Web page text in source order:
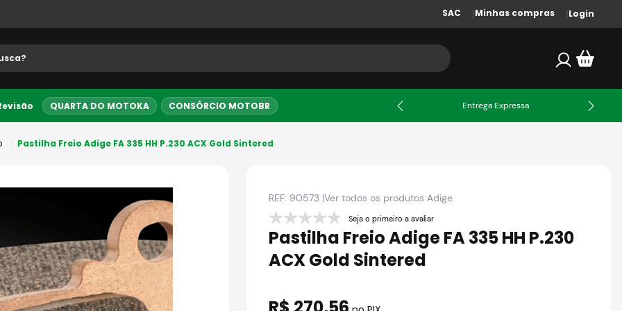
SAC Minhas compras Login
buscados
QUARTA DO MOTOKA CONSÓRCIO MOTOBR
Até 10x sem juros 5% OFF no PIX Entrega Expressa
Pastilha Freio Adige FA 335 HH P.230 ACX Gold Sintered
REF: 90573 |Ver todos os produtosAdige
Seja o primeiro a avaliar
Pastilha Freio Adige FA 335 HH P.230
ACX Gold Sintered